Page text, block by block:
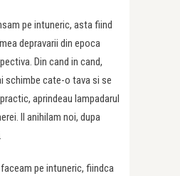
pe intuneric, asta fiind
depravarii din epoca
Din cand in cand,
schimbe cate-o tava si se
aprindeau lampadarul
Il anihilam noi, dupa
pe intuneric, fiindca